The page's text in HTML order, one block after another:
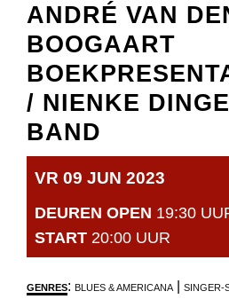
ANDRÉ VAN
BOOGAART
/ NIENKE
BAND
VR 09 JUN 2023
DEUREN OPEN 19:30
START 20:00 UUR
GENRES: BLUES & AMERICANA| SINGER-